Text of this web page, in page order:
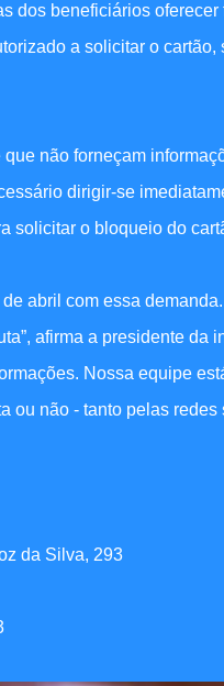
dos beneficiários
a solicitar o
não forneçam
dirigir-se
solicitar o bloqueio do
abril com essa
afirma a presidente da
Nossa equipe
ou não - tanto pelas
da Silva, 293